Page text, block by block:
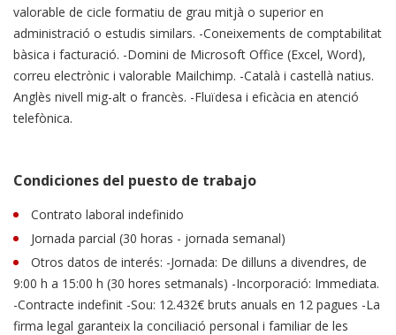
valorable de cicle formatiu de grau mitjà o superior en
administració o estudis similars. -Coneixements de comptabilitat
bàsica i facturació. -Domini de Microsoft Office (Excel, Word),
correu electrònic i valorable Mailchimp. -Català i castellà natius.
Anglès nivell mig-alt o francès. -Fluïdesa i eficàcia en atenció
telefònica.
Condiciones del puesto de trabajo
Contrato laboral indefinido
Jornada parcial (30 horas - jornada semanal)
Otros datos de interés: -Jornada: De dilluns a divendres, de
9:00 h a 15:00 h (30 hores setmanals) -Incorporació: Immediata.
-Contracte indefinit -Sou: 12.432€ bruts anuals en 12 pagues -La
firma legal garanteix la conciliació personal i familiar de les